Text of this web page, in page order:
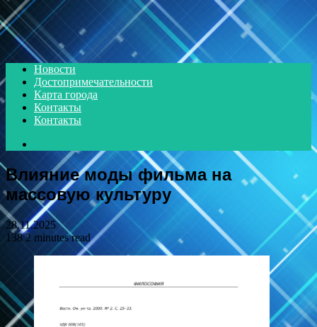
Menu
Новости
Достопримечательности
Карта города
Контакты
Контакты
Влияние моды фильма на
массовую культуру
28.11.2025
1382 minutes read